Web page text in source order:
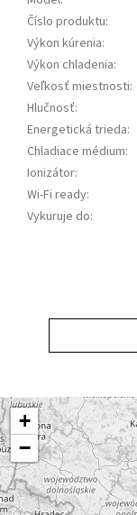
Číslo produktu:
Výkon kúrenia:
Výkon chladenia:
Veľkosť miestnosti:
Hlučnosť:
Energetická trieda:
Chladiace médium:
Ionizátor:
Wi-Fi ready:
Vykuruje do:
+
−